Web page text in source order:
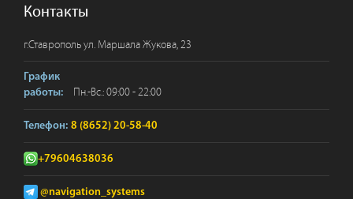
Контакты
г.Ставропольул. Маршала Жукова, 23
График
работы:
Пн.-Вс.: 09:00 - 22:00
Телефон: 8 (8652) 20-58-40
+79604638036
@navigation_systems